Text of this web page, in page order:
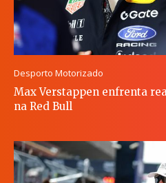
Desporto Motorizado
Max Verstappen enfrenta
na Red Bull